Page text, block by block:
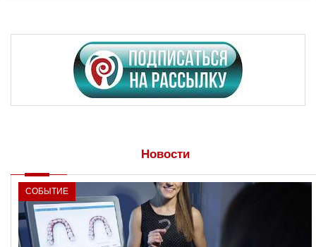
Новости
СОБЫТИЕ